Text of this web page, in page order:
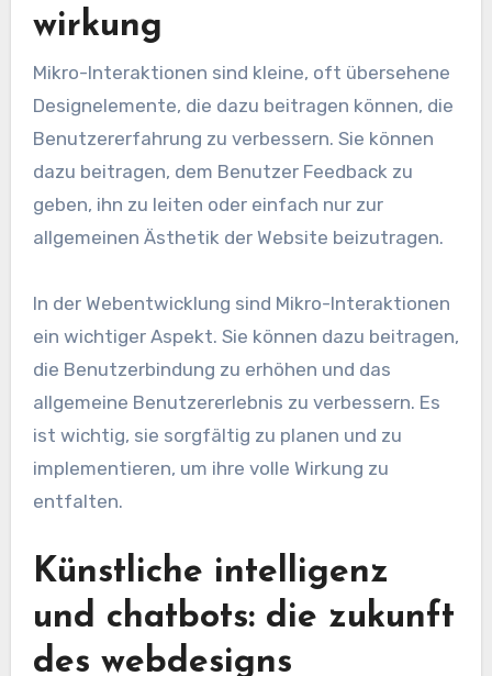
wirkung
Mikro-Interaktionen sind kleine, oft übersehene
Designelemente, die dazu beitragen können, die
Benutzererfahrung zu verbessern. Sie können
dazu beitragen, dem Benutzer Feedback zu
geben, ihn zu leiten oder einfach nur zur
allgemeinen Ästhetik der Website beizutragen.
In der Webentwicklung sind Mikro-Interaktionen
ein wichtiger Aspekt. Sie können dazu beitragen,
die Benutzerbindung zu erhöhen und das
allgemeine Benutzererlebnis zu verbessern. Es
ist wichtig, sie sorgfältig zu planen und zu
implementieren, um ihre volle Wirkung zu
entfalten.
Künstliche intelligenz
und chatbots: die zukunft
des webdesigns